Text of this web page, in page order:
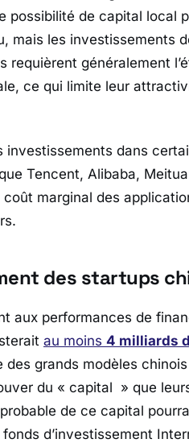
possibilité de capital local
mais les investissements
généralement
ce qui limite leur
investissements dans
Tencent, Alibaba,
coût marginal des
des startups
aux performances de
au moins 4 milliards
des grands modèles
du « capital » que
de ce capital
d’investissement